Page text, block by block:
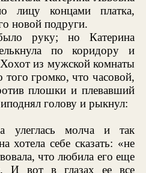
лицу концами платка,
новой подруги.
руку; но Катерина
по коридору и
Хохот из мужской комнаты
того громко, что часовой,
плошки и плевавший
голову и рыкнул:
улеглась молча и так
хотела себе сказать: «не
что любила его еще
И вот в глазах ее все